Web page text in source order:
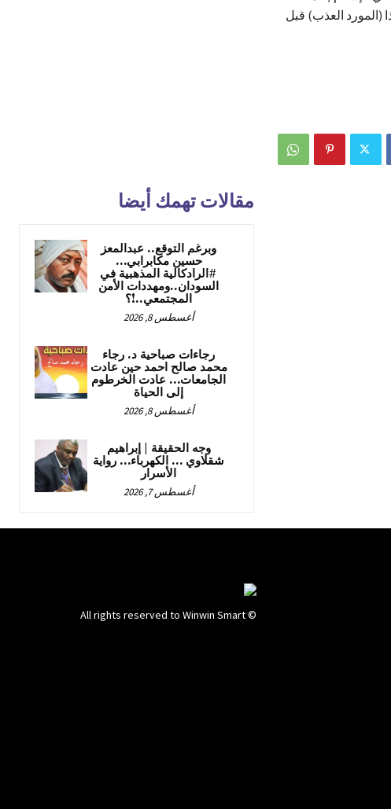
(المورد العذب) قبل
مقالات تهمك أيضا
وبرغم التوقع.. عبدالمعز
حسين مكابرابي…
#الرادكالية المذهبية في
السودان..ومهددات الأمن
المجتمعي..!؟
أغسطس 8, 2026
رجاءات صباحية د. رجاء
محمد صالح احمد حين عادت
الجامعات… عادت الخرطوم
إلى الحياة
أغسطس 8, 2026
وجه الحقيقة | إبراهيم
شقلاوي … الكهرباء… رواية
الأسرار
أغسطس 7, 2026
© All rights reserved to Winwin Smart